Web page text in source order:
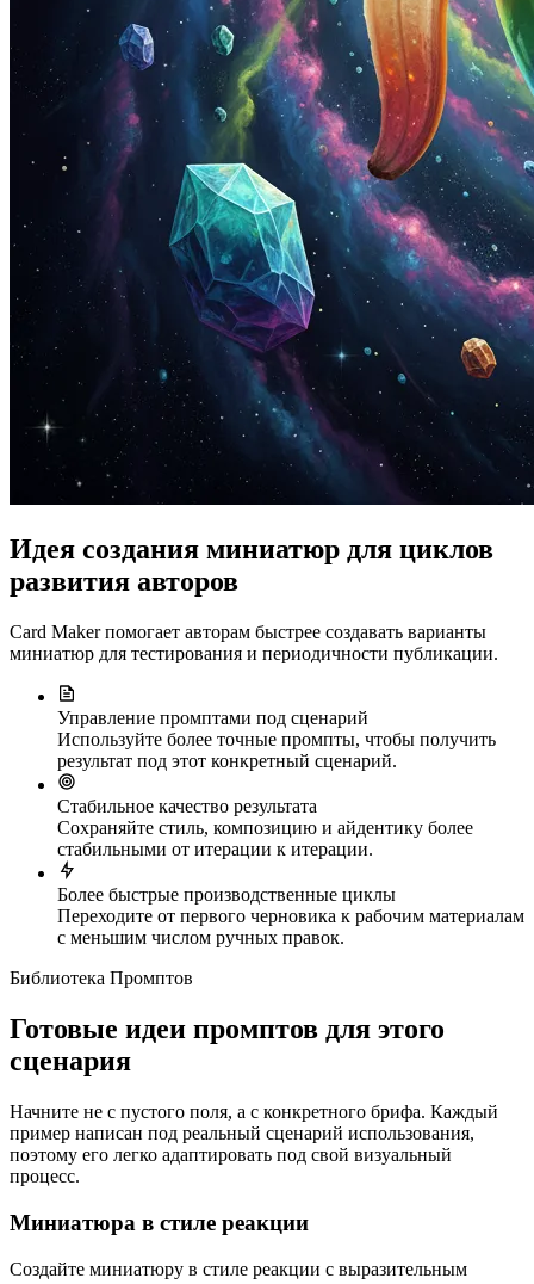
Идея создания миниатюр для циклов
развития авторов
Card Maker помогает авторам быстрее создавать варианты
миниатюр для тестирования и периодичности публикации.
Управление промптами под сценарий
Используйте более точные промпты, чтобы получить
результат под этот конкретный сценарий.
Стабильное качество результата
Сохраняйте стиль, композицию и айдентику более
стабильными от итерации к итерации.
Более быстрые производственные циклы
Переходите от первого черновика к рабочим материалам
с меньшим числом ручных правок.
Библиотека Промптов
Готовые идеи промптов для этого
сценария
Начните не с пустого поля, а с конкретного брифа. Каждый
пример написан под реальный сценарий использования,
поэтому его легко адаптировать под свой визуальный
процесс.
Миниатюра в стиле реакции
Создайте миниатюру в стиле реакции с выразительным